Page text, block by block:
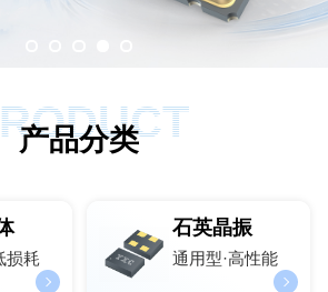
产品分类
损耗
石英晶振
通用型·高性能